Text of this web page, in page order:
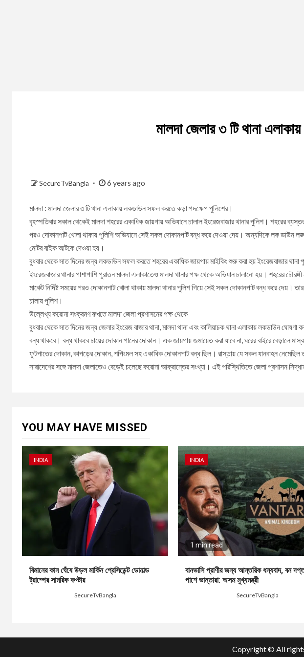
মালদা জেলার ৩ টি থানা
SecureTvBangla 6 years ago
মালদা : মালদা জেলার ৩ টি থানা এলাকায় লকডাউন সফল করতে কড়া পদক্ষেপ পুলিশের।
বৃহস্পতিবার সকাল থেকেই মালদা শহরের একাধিক জায়গায় অভিযানে চালাল ইংরেজবাজার থানার পুলিশ। শহরের
পরও দোকানপাট খোলা থাকায় পুলিশি অভিযানে সেই সকল দোকানপাট বন্ধ করে দেওয়া দেয়। অন্যদিকে লক ডাউন
মোটর বাইক আটকে দেওয়া হয়।
বুধবার থেকে সাত দিনের জন্য লকডাউন সফল করতে শহরের একাধিক জায়গায় মাইকিং শুরু করা হয় ইংরেজবাজার থানা
ইংরেজবাজার থানার পাশাপাশি পুরাতন মালদা এলাকাতেও মালদা থানার পক্ষ থেকে অভিযান চালানো হয়। শহরের
মার্কেট নির্দিষ্ট সময়ের পরও দোকানপাট খোলা থাকায় মালদা থানার পুলিশ গিয়ে সেই সকল দোকানপাট বন্ধ করে
চালায় পুলিশ।
উল্লেখ্য করোনা সংক্রমণ রুখতে মালদা জেলা প্রশাসনের পক্ষ থেকে
বুধবার থেকে সাত দিনের জন্য জেলার ইংরেজ বাজার থানা, মালদা থানা এবং কালিয়াচক থানা এলাকায় লকডাউন
বন্ধ থাকবে। বন্ধ থাকবে চায়ের দোকান পানের দোকান। এক জায়গায় জমায়েত করা যাবে না, ঘরের বাইরে বেড়ালে
ফুটপাতের দোকান, কাপড়ের দোকান, শপিংমল সহ একাধিক দোকানপাট বন্ধ ছিল। রাস্তায় যে সকল যানবাহন নেমেছিল
সারাদেশের সঙ্গে মালদা জেলাতেও বেড়েই চলেছে করোনা আক্রান্তের সংখ্যা। এই পরিস্থিতিতে জেলা প্রশাসন
YOU MAY HAVE MISSED
INDIA
বিমানের কান ঘেঁষে উড়ল মার্কিন প্রেসিডেন্ট ডোনাল্ড
ট্রাম্পের সামরিক কপ্টার
SecureTvBangla
INDIA
1 min read
বানভাসি প্রাণীর জন্য আন্তরিক ধন্যবাদ, বন
পাশে ভান্তারা: অসম মুখ্যমন্ত্রী
SecureTvBangla
Copyright © All